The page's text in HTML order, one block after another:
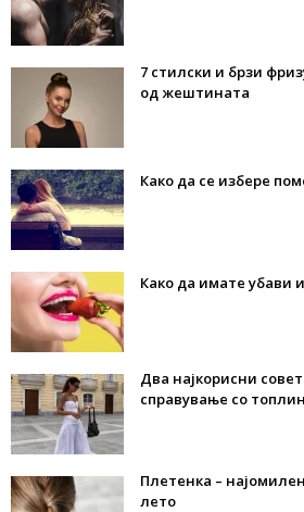
7 стилски и брзи
од жештината
Како да се избере
Како да имате убави
Два најкорисни
справување со
Плетенка –
лето